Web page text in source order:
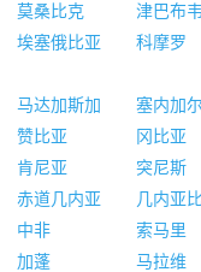
莫桑比克
津巴布韦
埃塞俄比亚
科摩罗
马达加斯加
塞内加
赞比亚
冈比亚
肯尼亚
突尼斯
赤道几内亚
几内亚
中非
索马里
加蓬
马拉维